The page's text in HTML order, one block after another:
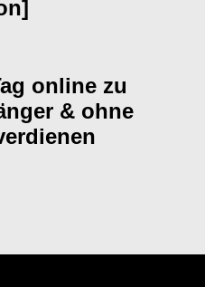
online zu
& ohne